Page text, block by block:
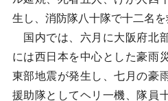
生し、消防隊八十隊で十二名を
国内では、六月に大阪府北
には西日本を中心とした豪雨
東部地震が発生し、七月の豪
援助隊としてヘリ一機、隊員